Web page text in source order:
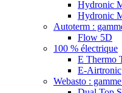
Hydronic
Hydronic
Autoterm :
Flow 5D
100 % électrique
E Thermo
E-Airtronic
Webasto :